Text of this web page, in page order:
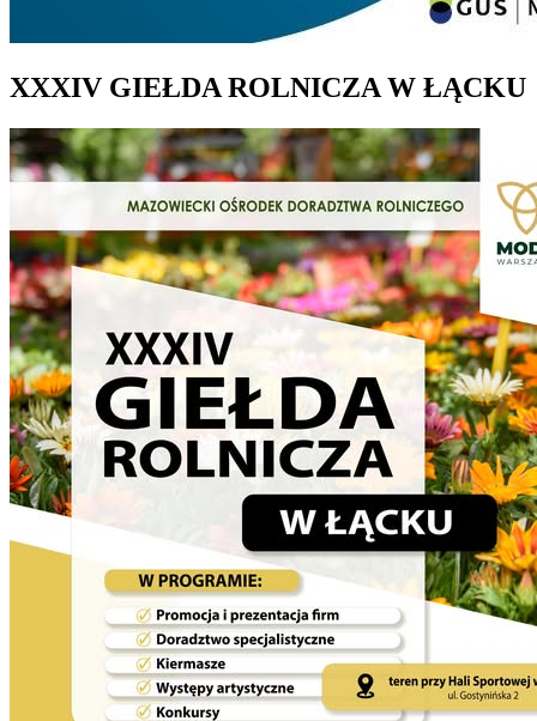
XXXIV GIEŁDA ROLNICZA W ŁĄCKU